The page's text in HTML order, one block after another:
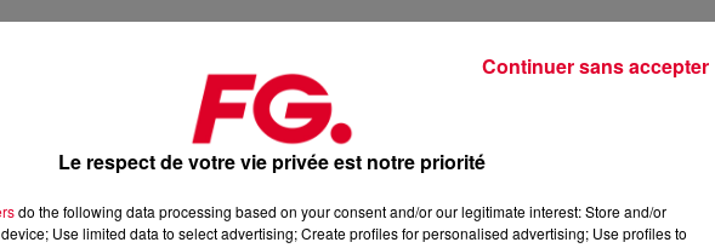
MIX :
Le respect de votre vie privée est notre priorité
do the following data processing based on your consent and/or our legitimate interest: Store and/or
Use limited data to select advertising; Create profiles for personalised advertising; Use profiles to
Continuer sans accepter